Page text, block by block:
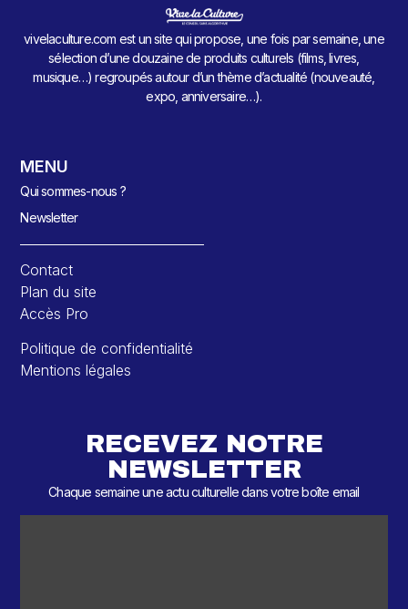
vivelaculture.com est un site qui propose, une fois par semaine, une
sélection d’une douzaine de produits culturels (films, livres,
musique…) regroupés autour d’un thème d’actualité (nouveauté,
expo, anniversaire…).
MENU
Qui sommes-nous ?
Newsletter
Contact
Plan du site
Accès Pro
Politique de confidentialité
Mentions légales
RECEVEZ NOTRE
NEWSLETTER
Chaque semaine une actu culturelle dans votre boîte email